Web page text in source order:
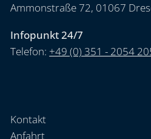
Ammonstraße 72, 01067
Infopunkt 24/7
Telefon: +49 (0) 351 - 2054
Kontakt
Anfahrt